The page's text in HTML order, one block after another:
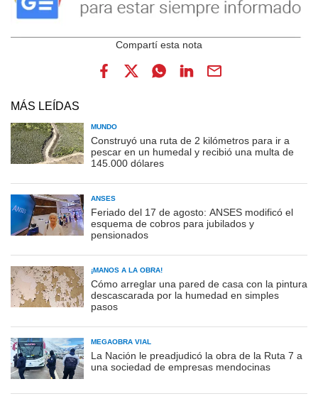
MÁS LEÍDAS
MUNDO
Construyó una ruta de 2 kilómetros para ir a
pescar en un humedal y recibió una multa de
145.000 dólares
ANSES
Feriado del 17 de agosto: ANSES modificó el
esquema de cobros para jubilados y
pensionados
¡MANOS A LA OBRA!
Cómo arreglar una pared de casa con la pintura
descascarada por la humedad en simples
pasos
MEGAOBRA VIAL
La Nación le preadjudicó la obra de la Ruta 7 a
una sociedad de empresas mendocinas